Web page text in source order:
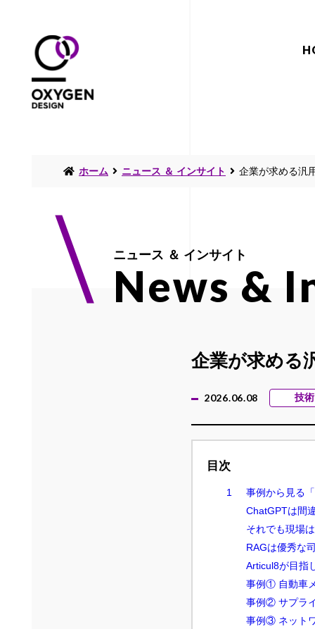
ホーム ニュース ＆ インサイト 企業が求める汎
ニュース ＆ インサイト
News &
企業が求める
2026.06.08 技術
目次
事例から見る
ChatGPTは間
それでも現場
RAGは優秀な
Articul8が目指
事例① 自動車
事例② サプラ
事例③ ネット